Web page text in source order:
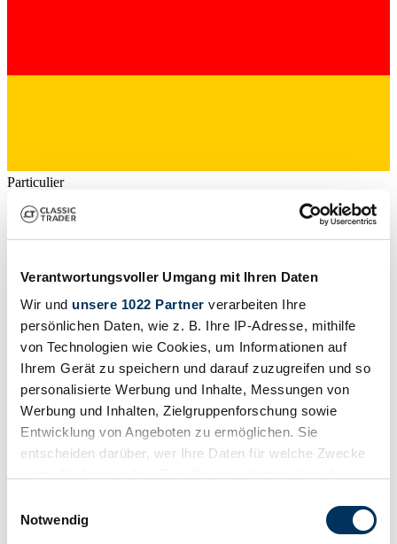
Verantwortungsvoller Umgang mit Ihren Daten
Wir und unsere 1022 Partner verarbeiten Ihre
persönlichen Daten, wie z. B. Ihre IP-Adresse, mithilfe
von Technologien wie Cookies, um Informationen auf
Ihrem Gerät zu speichern und darauf zuzugreifen und so
personalisierte Werbung und Inhalte, Messungen von
Werbung und Inhalten, Zielgruppenforschung sowie
Entwicklung von Angeboten zu ermöglichen. Sie
entscheiden darüber, wer Ihre Daten für welche Zwecke
Trigger Symbol ändern oder widerrufen
Notwendig
Particulier
Coupé (Coupe)
169 / 230